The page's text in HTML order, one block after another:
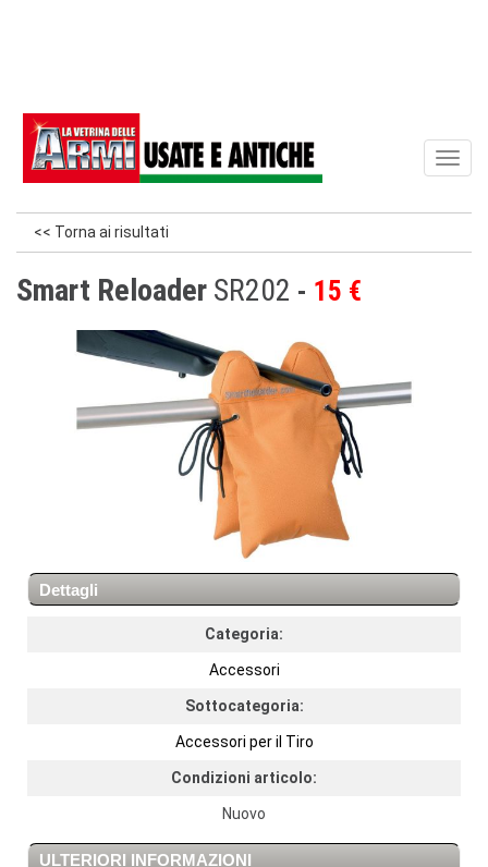
<< Torna ai risultati
Smart Reloader SR202 15 €
Dettagli
Categoria:
Accessori
Sottocategoria:
Accessori per il Tiro
Condizioni articolo:
Nuovo
ULTERIORI INFORMAZIONI